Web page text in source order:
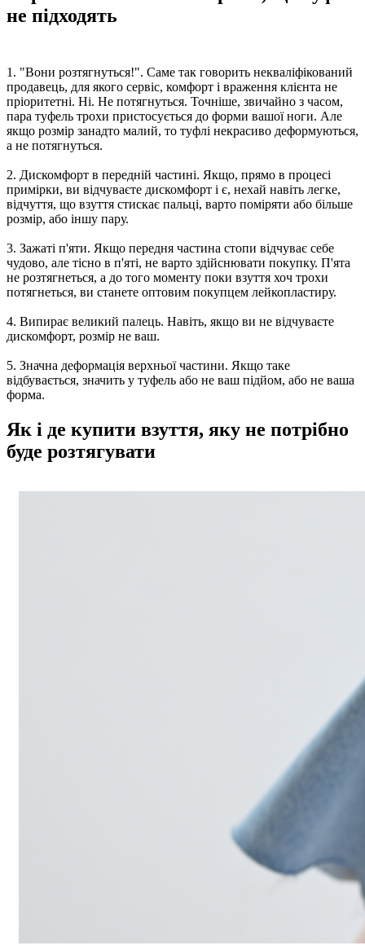
не підходять
1. "Вони розтягнуться!". Саме так говорить некваліфікований
продавець, для якого сервіс, комфорт і враження клієнта не
пріоритетні. Ні. Не потягнуться. Точніше, звичайно з часом,
пара туфель трохи пристосується до форми вашої ноги. Але
якщо розмір занадто малий, то туфлі некрасиво деформуються,
а не потягнуться.
2. Дискомфорт в передній частині. Якщо, прямо в процесі
примірки, ви відчуваєте дискомфорт і є, нехай навіть легке,
відчуття, що взуття стискає пальці, варто поміряти або більше
розмір, або іншу пару.
3. Зажаті п'яти. Якщо передня частина стопи відчуває себе
чудово, але тісно в п'яті, не варто здійснювати покупку. П'ята
не розтягнеться, а до того моменту поки взуття хоч трохи
потягнеться, ви станете оптовим покупцем лейкопластиру.
4. Випирає великий палець. Навіть, якщо ви не відчуваєте
дискомфорт, розмір не ваш.
5. Значна деформація верхньої частини. Якщо таке
відбувається, значить у туфель або не ваш підйом, або не ваша
форма.
Як і де купити взуття, яку не потрібно
буде розтягувати